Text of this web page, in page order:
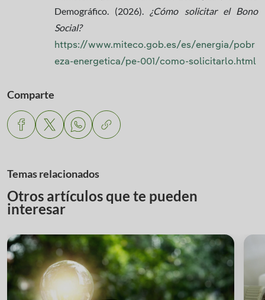
Demográfico. (2026). ¿Cómo solicitar el Bono
Social?
https://www.miteco.gob.es/es/energia/pobr
eza-energetica/pe-001/como-solicitarlo.html
Comparte
Temas relacionados
Otros artículos que te pueden
interesar